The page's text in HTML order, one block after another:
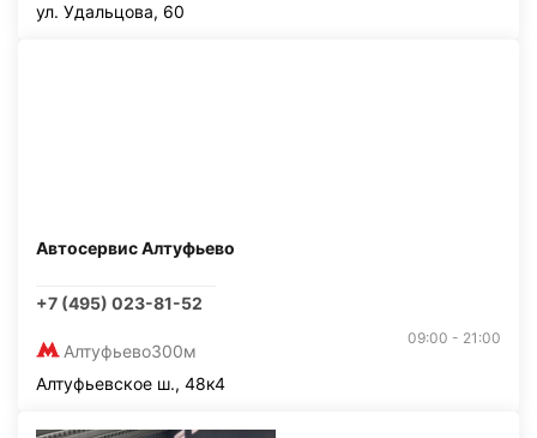
ул. Удальцова, 60
Автосервис Алтуфьево
+7 (495) 023-81-52
Алтуфьево300м
09:00 - 21:00
Алтуфьевское ш., 48к4